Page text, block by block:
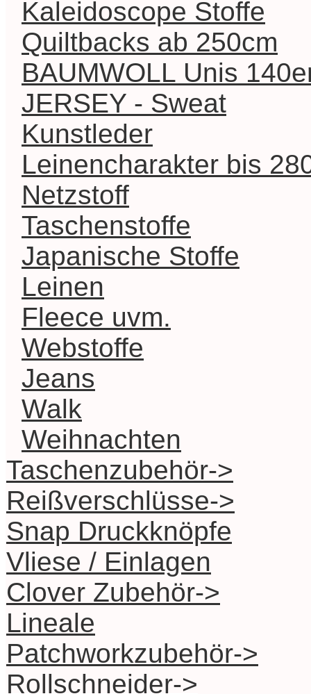
Kaleidoscope Stoffe
Quiltbacks ab 250cm
BAUMWOLL Unis
JERSEY - Sweat
Kunstleder
Leinencharakter bis
Netzstoff
Taschenstoffe
Japanische Stoffe
Leinen
Fleece uvm.
Webstoffe
Jeans
Walk
Weihnachten
Taschenzubehör->
Reißverschlüsse->
Snap Druckknöpfe
Vliese / Einlagen
Clover Zubehör->
Lineale
Patchworkzubehör->
Rollschneider->